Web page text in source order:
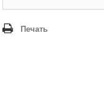
Печать